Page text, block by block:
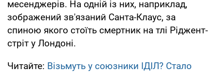
месенджерів. На одній із них, наприклад,
зображений зв'язаний Санта-Клаус, за
спиною якого стоїть смертник на тлі Ріджент-
стріт у Лондоні.
Читайте: Візьмуть у союзники ІДІЛ? Стало